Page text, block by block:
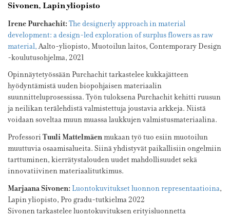
Sivonen, Lapin yliopisto
Irene Purchachit: The designerly approach in material
development: a design-led exploration of surplus flowers as raw
material,Aalto-yliopisto, Muotoilun laitos, Contemporary Design
-koulutusohjelma, 2021
Opinnäytetyössään Purchachit tarkastelee kukkajätteen
hyödyntämistä uuden biopohjaisen materiaalin
suunnitteluprosessissa. Työn tuloksena Purchachit kehitti ruusun
ja neilikan terälehdistä valmistettuja joustavia arkkeja. Niistä
voidaan soveltaa muun muassa laukkujen valmistusmateriaalina.
Professori Tuuli Mattelmäenmukaan työ tuo esiin muotoilun
muuttuvia osaamisalueita. Siinä yhdistyvät paikallisiin ongelmiin
tarttuminen, kierrätystalouden uudet mahdollisuudet sekä
innovatiivinen materiaalitutkimus.
Marjaana Sivonen: Luontokuvitukset luonnon representaatioina,
Lapin yliopisto, Pro gradu-tutkielma 2022
Sivonen tarkastelee luontokuvituksen erityisluonnetta